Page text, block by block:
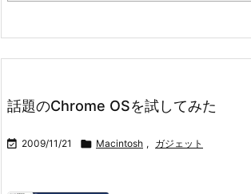
話題のChrome OSを試してみた
 2009/11/21  Macintosh , ガジェット